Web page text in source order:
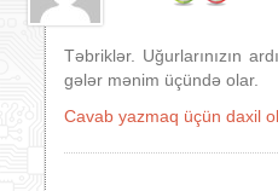
Təbriklər. Uğurlarınızın
gələr mənim üçündə olar.
Cavab yazmaq üçün daxil